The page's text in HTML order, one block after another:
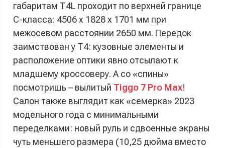
габаритам T4L проходит по верхней границе
C-класса: 4506 х 1828 х 1701 мм при
межосевом расстоянии 2650 мм. Передок
заимствован у T4: кузовные элементы и
расположение оптики явно отсылают к
младшему кроссоверу. А со «спины»
посмотришь – вылитый Tiggo 7 Pro Max!
Салон также выглядит как «семерка» 2023
модельного года с минимальными
переделками: новый руль и сдвоенные экраны
чуть меньшего размера (10,25 дюйма вместо